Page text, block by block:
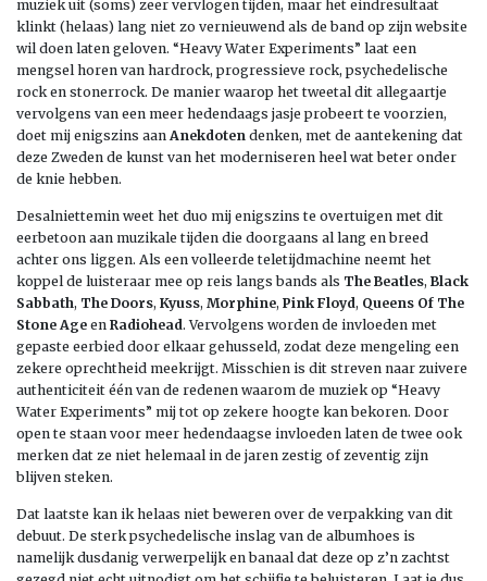
muziek uit (soms) zeer vervlogen tijden, maar het eindresultaat
klinkt (helaas) lang niet zo vernieuwend als de band op zijn website
wil doen laten geloven. “Heavy Water Experiments” laat een
mengsel horen van hardrock, progressieve rock, psychedelische
rock en stonerrock. De manier waarop het tweetal dit allegaartje
vervolgens van een meer hedendaags jasje probeert te voorzien,
doet mij enigszins aan Anekdoten denken, met de aantekening dat
deze Zweden de kunst van het moderniseren heel wat beter onder
de knie hebben.
Desalniettemin weet het duo mij enigszins te overtuigen met dit
eerbetoon aan muzikale tijden die doorgaans al lang en breed
achter ons liggen. Als een volleerde teletijdmachine neemt het
koppel de luisteraar mee op reis langs bands als The Beatles, Black
Sabbath, The Doors, Kyuss, Morphine, Pink Floyd , Queens Of The
Stone Age en Radiohead . Vervolgens worden de invloeden met
gepaste eerbied door elkaar gehusseld, zodat deze mengeling een
zekere oprechtheid meekrijgt. Misschien is dit streven naar zuivere
authenticiteit één van de redenen waarom de muziek op “Heavy
Water Experiments” mij tot op zekere hoogte kan bekoren. Door
open te staan voor meer hedendaagse invloeden laten de twee ook
merken dat ze niet helemaal in de jaren zestig of zeventig zijn
blijven steken.
Dat laatste kan ik helaas niet beweren over de verpakking van dit
debuut. De sterk psychedelische inslag van de albumhoes is
namelijk dusdanig verwerpelijk en banaal dat deze op z’n zachtst